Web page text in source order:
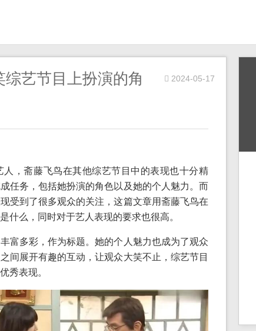
艺节目上扮演的角
2024-05-17
，斋藤飞鸟在其他综艺节目中的表现也十分精
任务，包括她扮演的角色以及她的个人魅力。而
受到了很多观众的关注，这篇文章用斋藤飞鸟在
什么，同时对于艺人表现的要求也很高。
富多彩，作为标题。她的个人魅力也成为了观众
间展开有趣的互动，让观众大笑不止，综艺节目
秀表现。